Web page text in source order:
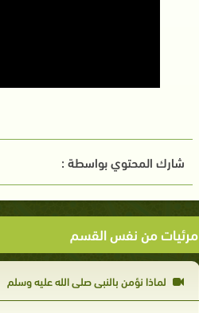
شارك المحتوي بواسطة :
مرئيات من نفس القسم
لماذا نؤمن بالنبي صلى الله عليه وسلم